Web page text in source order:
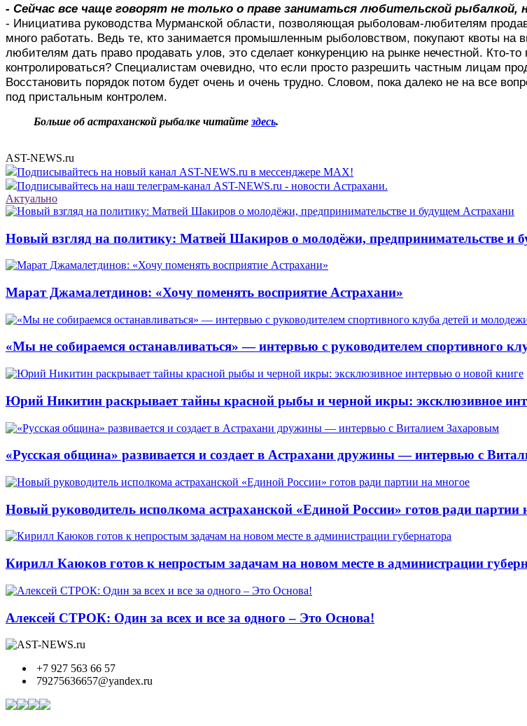
- Сейчас все чаще говорят не только о праве заниматься любительской рыбалкой,
- Инициатива руководства Мурманской области, позволяющая рыболовам-любителям
много работать. Ведь те, кто занимается промышленным рыболовством, покупают квоты
любителям дать право продавать улов, это сделает конкуренцию на рынке нечестной. Кто-
контролироваться? Специалистам очевидно, что если просто разрешить частным лицам
Восстановить порядок потом будет очень и очень трудно. Словом, пока далеко не на все
под пристальным контролем.
Больше об астраханской рыбалке читайте здесь.
AST-NEWS.ru
Подписывайтесь на новый канал AST-NEWS.ru в мессенджере MAX!
Подписывайтесь на наш телеграм-канал AST-NEWS.ru - новости Астрахани.
Актуально
Новый взгляд на политику: Матвей Шакиров о молодёжи, предпринимательстве и
Марат Джамалетдинов: «Хочу поменять восприятие Астрахани»
«Мы не собираемся останавливаться» — интервью с руководителем спортивного
Юрий Никитин раскрывает тайны красной рыбы и черной икры: эксклюзивное
«Русская община» развивается и создает в Астрахани дружины — интервью с
Новый руководитель исполкома астраханской «Единой России» готов ради партии
Кирилл Каюков готов к непростым задачам на новом месте в администрации
Алексей СТРОК: Один за всех и все за одного – Это Основа!
+7 927 563 66 57
79275636657@yandex.ru